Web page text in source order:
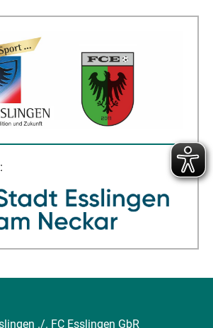
./. FC Esslingen GbR